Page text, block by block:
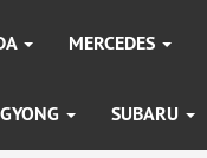
MERCEDES
SUBARU